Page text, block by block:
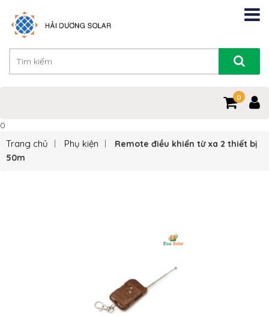
0
0
Trang chủ Phụ kiện
Remote điều khiển từ xa 2 thiết bị
50m